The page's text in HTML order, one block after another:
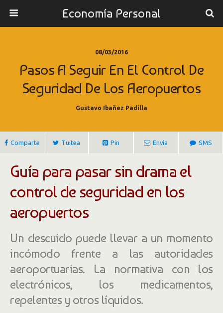
Economía Personal
08/03/2016
Pasos A Seguir En El Control De
Seguridad De Los Aeropuertos
Gustavo Ibañez Padilla
Comparte Tuitea Pin Envía SMS
Guía para pasar sin drama el
control de seguridad en los
aeropuertos
Un descuido puede llevar a un momento
incómodo frente a las autoridades
aeroportuarias. La normativa con los
electrónicos, los medicamentos,
repelentes y otros líquidos.